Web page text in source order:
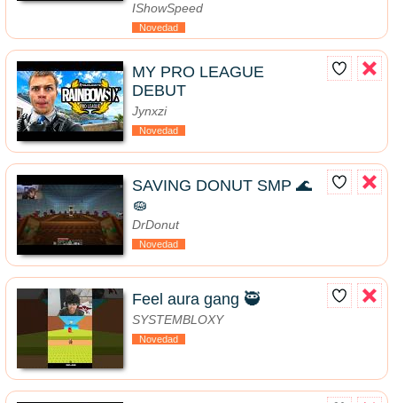
IShowSpeed
Novedad
MY PRO LEAGUE
DEBUT
Jynxzi
Novedad
SAVING DONUT SMP 🌊
🧽
DrDonut
Novedad
Feel aura gang 🥷
SYSTEMBLOXY
Novedad